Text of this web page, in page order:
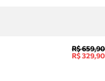
R$ 659,90
R$ 329,90